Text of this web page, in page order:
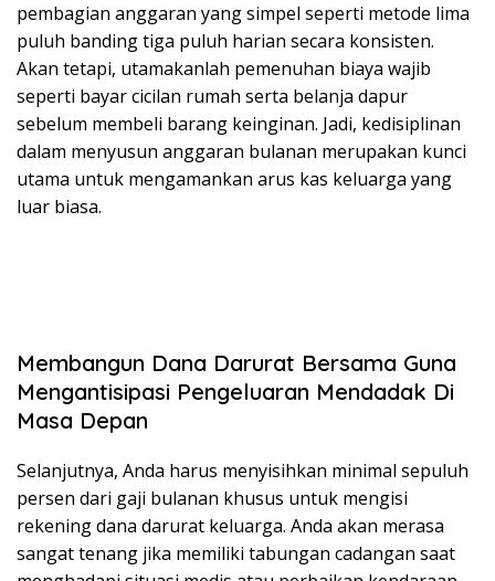
pembagian anggaran yang simpel seperti metode lima
puluh banding tiga puluh harian secara konsisten.
Akan tetapi, utamakanlah pemenuhan biaya wajib
seperti bayar cicilan rumah serta belanja dapur
sebelum membeli barang keinginan. Jadi, kedisiplinan
dalam menyusun anggaran bulanan merupakan kunci
utama untuk mengamankan arus kas keluarga yang
luar biasa.
Membangun Dana Darurat Bersama Guna
Mengantisipasi Pengeluaran Mendadak Di
Masa Depan
Selanjutnya, Anda harus menyisihkan minimal sepuluh
persen dari gaji bulanan khusus untuk mengisi
rekening dana darurat keluarga. Anda akan merasa
sangat tenang jika memiliki tabungan cadangan saat